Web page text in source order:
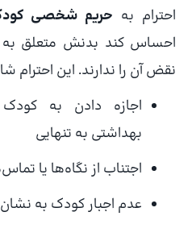
احترام به حریم شخصی
احساس کند بدنش متعلق
نقض آن را ندارند. این احترام
اجازه دادن به
بهداشتی به تنهایی
اجتناب از نگاه‌ها یا
عدم اجبار کودک به